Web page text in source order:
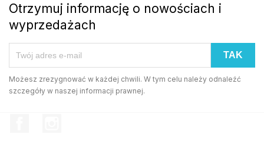
Otrzymuj informację o nowościach i
wyprzedażach
Możesz zrezygnować w każdej chwili. W tym celu należy odnaleźć
szczegóły w naszej informacji prawnej.